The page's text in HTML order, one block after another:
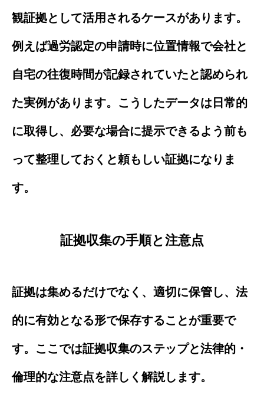
観証拠として活用されるケースがあります。
例えば過労認定の申請時に位置情報で会社と
自宅の往復時間が記録されていたと認められ
た実例があります。こうしたデータは日常的
に取得し、必要な場合に提示できるよう前も
って整理しておくと頼もしい証拠になりま
す。
証拠収集の手順と注意点
証拠は集めるだけでなく、適切に保管し、法
的に有効となる形で保存することが重要で
す。ここでは証拠収集のステップと法律的・
倫理的な注意点を詳しく解説します。